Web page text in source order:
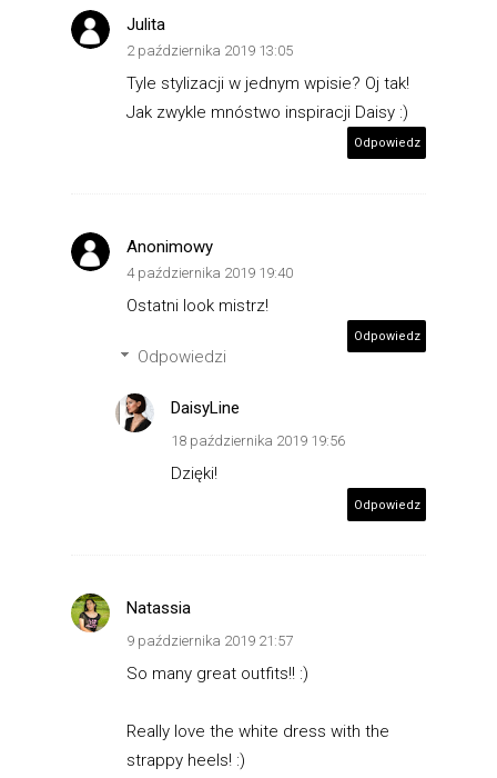
Julita
2 października 2019 13:05
Tyle stylizacji w jednym wpisie? Oj tak!
Jak zwykle mnóstwo inspiracji Daisy :)
Odpowiedz
Anonimowy
4 października 2019 19:40
Ostatni look mistrz!
Odpowiedz
Odpowiedzi
DaisyLine
18 października 2019 19:56
Dzięki!
Odpowiedz
Natassia
9 października 2019 21:57
So many great outfits!! :)
Really love the white dress with the
strappy heels! :)